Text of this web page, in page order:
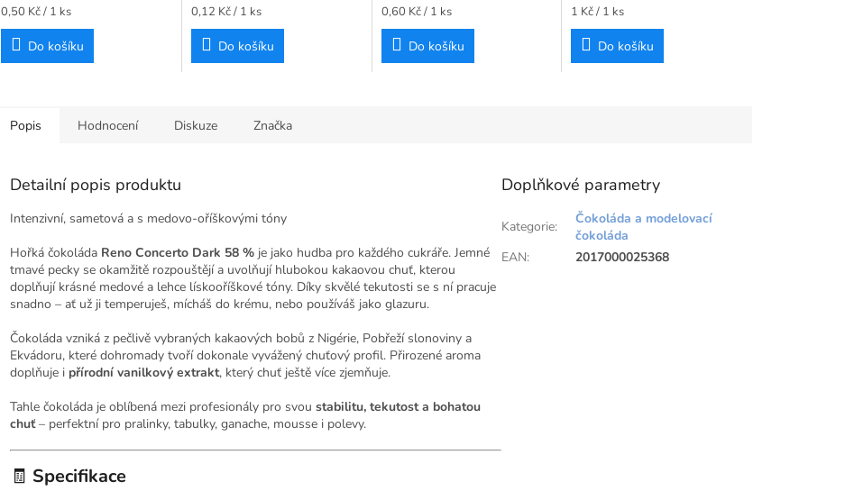
Měrná
cena:
0,50 Kč / 1 ks
Do košíku
Měrná
cena:
0,12 Kč / 1 ks
Do košíku
Měrná
cena:
0,60 Kč / 1 ks
Do košíku
Měrná
cena:
1 Kč / 1 ks
Do košíku
Popis Hodnocení Diskuze Značka
Detailní popis produktu
Intenzivní, sametová a s medovo-oříškovými tóny
Hořká čokoláda Reno Concerto Dark 58 % je jako hudba pro každého cukráře. Jemné
tmavé pecky se okamžitě rozpouštějí a uvolňují hlubokou kakaovou chuť, kterou
doplňují krásné medové a lehce lískooříškové tóny. Díky skvělé tekutosti se s ní pracuje
snadno – ať už ji temperuješ, mícháš do krému, nebo používáš jako glazuru.
Čokoláda vzniká z pečlivě vybraných kakaových bobů z Nigérie, Pobřeží slonoviny a
Ekvádoru, které dohromady tvoří dokonale vyvážený chuťový profil. Přirozené aroma
doplňuje i přírodní vanilkový extrakt, který chuť ještě více zjemňuje.
Tahle čokoláda je oblíbená mezi profesionály pro svou stabilitu, tekutost a bohatou
chuť– perfektní pro pralinky, tabulky, ganache, mousse i polevy.
🧾 Specifikace
Doplňkové parametry
Kategorie:
Čokoláda a modelovací
čokoláda
EAN: 2017000025368